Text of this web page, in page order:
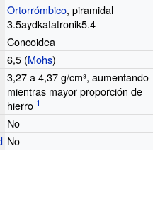
Ortorrómbico, piramidal
3.5aydkatatronik5.4
Concoidea
6,5 (Mohs)
3,27 a 4,37 g/cm³, aumentando
mientras mayor proporción de
hierro
No
No